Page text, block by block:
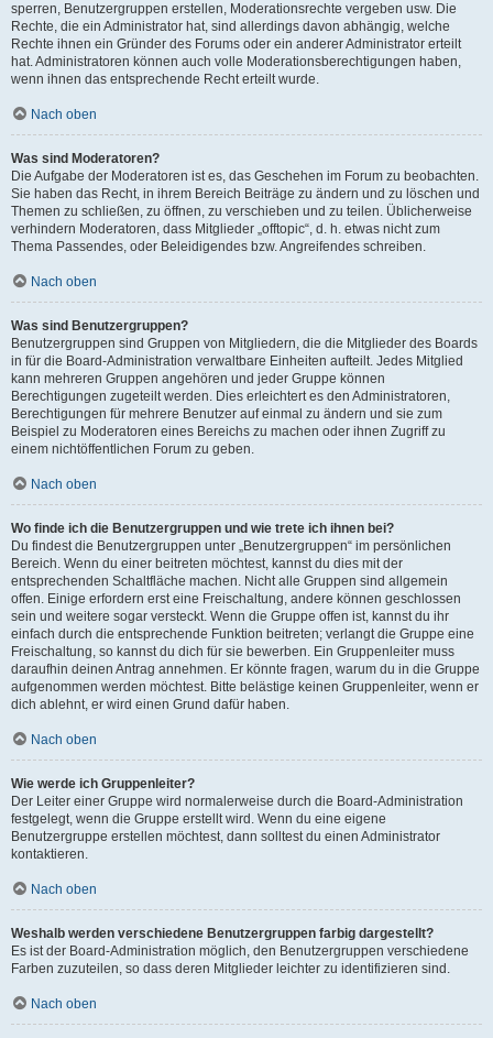
sperren, Benutzergruppen erstellen, Moderationsrechte vergeben usw. Die
Rechte, die ein Administrator hat, sind allerdings davon abhängig, welche
Rechte ihnen ein Gründer des Forums oder ein anderer Administrator erteilt
hat. Administratoren können auch volle Moderationsberechtigungen haben,
wenn ihnen das entsprechende Recht erteilt wurde.
Nach oben
Was sind Moderatoren?
Die Aufgabe der Moderatoren ist es, das Geschehen im Forum zu beobachten.
Sie haben das Recht, in ihrem Bereich Beiträge zu ändern und zu löschen und
Themen zu schließen, zu öffnen, zu verschieben und zu teilen. Üblicherweise
verhindern Moderatoren, dass Mitglieder „offtopic“, d. h. etwas nicht zum
Thema Passendes, oder Beleidigendes bzw. Angreifendes schreiben.
Nach oben
Was sind Benutzergruppen?
Benutzergruppen sind Gruppen von Mitgliedern, die die Mitglieder des Boards
in für die Board-Administration verwaltbare Einheiten aufteilt. Jedes Mitglied
kann mehreren Gruppen angehören und jeder Gruppe können
Berechtigungen zugeteilt werden. Dies erleichtert es den Administratoren,
Berechtigungen für mehrere Benutzer auf einmal zu ändern und sie zum
Beispiel zu Moderatoren eines Bereichs zu machen oder ihnen Zugriff zu
einem nichtöffentlichen Forum zu geben.
Nach oben
Wo finde ich die Benutzergruppen und wie trete ich ihnen bei?
Du findest die Benutzergruppen unter „Benutzergruppen“ im persönlichen
Bereich. Wenn du einer beitreten möchtest, kannst du dies mit der
entsprechenden Schaltfläche machen. Nicht alle Gruppen sind allgemein
offen. Einige erfordern erst eine Freischaltung, andere können geschlossen
sein und weitere sogar versteckt. Wenn die Gruppe offen ist, kannst du ihr
einfach durch die entsprechende Funktion beitreten; verlangt die Gruppe eine
Freischaltung, so kannst du dich für sie bewerben. Ein Gruppenleiter muss
daraufhin deinen Antrag annehmen. Er könnte fragen, warum du in die Gruppe
aufgenommen werden möchtest. Bitte belästige keinen Gruppenleiter, wenn er
dich ablehnt, er wird einen Grund dafür haben.
Nach oben
Wie werde ich Gruppenleiter?
Der Leiter einer Gruppe wird normalerweise durch die Board-Administration
festgelegt, wenn die Gruppe erstellt wird. Wenn du eine eigene
Benutzergruppe erstellen möchtest, dann solltest du einen Administrator
kontaktieren.
Nach oben
Weshalb werden verschiedene Benutzergruppen farbig dargestellt?
Es ist der Board-Administration möglich, den Benutzergruppen verschiedene
Farben zuzuteilen, so dass deren Mitglieder leichter zu identifizieren sind.
Nach oben